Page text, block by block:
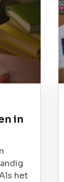
in
het